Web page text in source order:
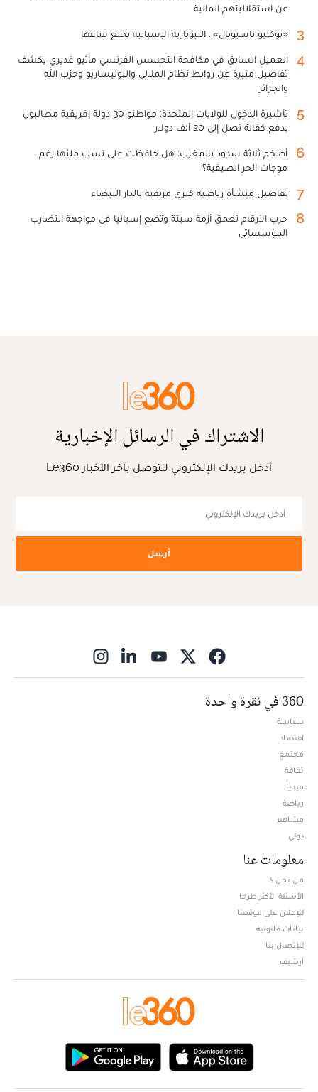
عن استقلاليتهم المالية
3 «نوكليو ناسيونال».. النيونازية الإسبانية تخلع قناعها
4
العميل السابق في مكافحة التجسس الفرنسي ماثيو غديري يكشف
تفاصيل مثيرة عن روابط نظام الملالي والبوليساريو وحزب الله
والجزائر
5
تأشيرة الدخول للولايات المتحدة: مواطنو 30 دولة إفريقية مطالبون
بدفع كفالة تصل إلى 20 ألف دولار
6
أضخم ثلاثة سدود بالمغرب: هل حافظت على نسب ملئها رغم
موجات الحر الصيفية؟
7 تفاصيل منشأة رياضية كبرى مرتقبة بالدار البيضاء
8
حرب الأرقام تعمق أزمة سبتة وتضع إسبانيا في مواجهة التضارب
المؤسساتي
الاشتراك في الرسائل الإخبارية
أدخل بريدك الإلكتروني للتوصل بآخر الأخبار Le360
أرسل
360 في نقرة واحدة
سياسة
اقتصاد
مجتمع
ثقافة
ميديا
رياضة
مشاهير
دولي
معلومات عنا
من نحن ؟
الأسئلة الأكثر طرحا
للإعلان على موقعنا
بيانات قانونية
للإتصال بنا
أرشيف